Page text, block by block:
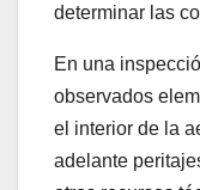
determinar las
En una
observados
el interior de la
adelante